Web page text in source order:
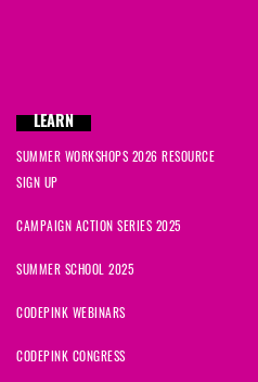
LEARN
SUMMER WORKSHOPS 2026 RESOURCE
SIGN UP
CAMPAIGN ACTION SERIES 2025
SUMMER SCHOOL 2025
CODEPINK WEBINARS
CODEPINK CONGRESS